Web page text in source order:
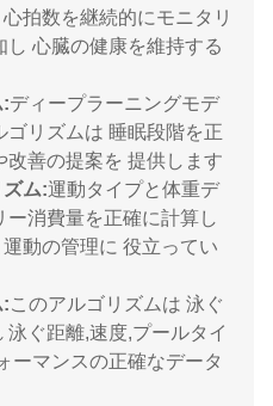
拍数を継続的にモニタリ
し 心臓の健康を維持する
:ディープラーニングモデ
ゴリズムは 睡眠段階を正
改善の提案を 提供します
ム:運動タイプと体重デ
ー消費量を正確に計算し
動の管理に 役立ってい
:このアルゴリズムは 泳ぐ
ぐ距離,速度,プールタイ
ーマンスの正確なデータ